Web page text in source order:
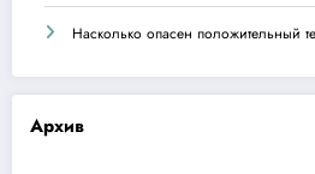
Насколько опасен положительный
Архив